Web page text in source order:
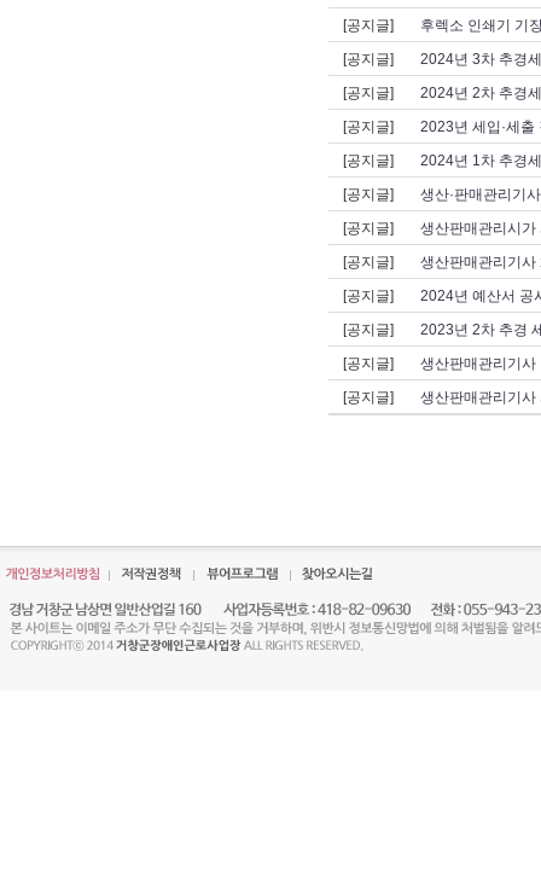
[공지글]
후렉소 인쇄기 기
[공지글]
2024년 3차 추경
[공지글]
2024년 2차 추경
[공지글]
2023년 세입·세
[공지글]
2024년 1차 추경
[공지글]
생산·판매관리기
[공지글]
생산판매관리시
[공지글]
생산판매관리기
[공지글]
2024년 예산서 공
[공지글]
2023년 2차 추경
[공지글]
생산판매관리기
[공지글]
생산판매관리기